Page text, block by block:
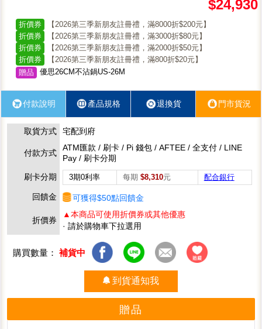
$24,930
折價券
【2026第三季新朋友註冊禮，滿8000折$200元】
折價券
【2026第三季新朋友註冊禮，滿3000折$80元】
折價券
【2026第三季新朋友註冊禮，滿2000折$50元】
折價券
【2026第三季新朋友註冊禮，滿800折$20元】
贈品
優思26CM不沾鍋US-26M
付款說明 產品規格 退換貨 門市貨況
取貨方式 宅配到府
付款方式
ATM匯款 / 刷卡 / Pi 錢包 / AFTEE / 全支付 / LINE
Pay / 刷卡分期
刷卡分期
3期0利率 每期 $8,310元 配合銀行
回饋金 可獲得$50點回饋金
折價券
▲本商品可使用折價券或其他優惠
· 請於購物車下拉選用
購買數量： 補貨中
到貨通知我
贈品